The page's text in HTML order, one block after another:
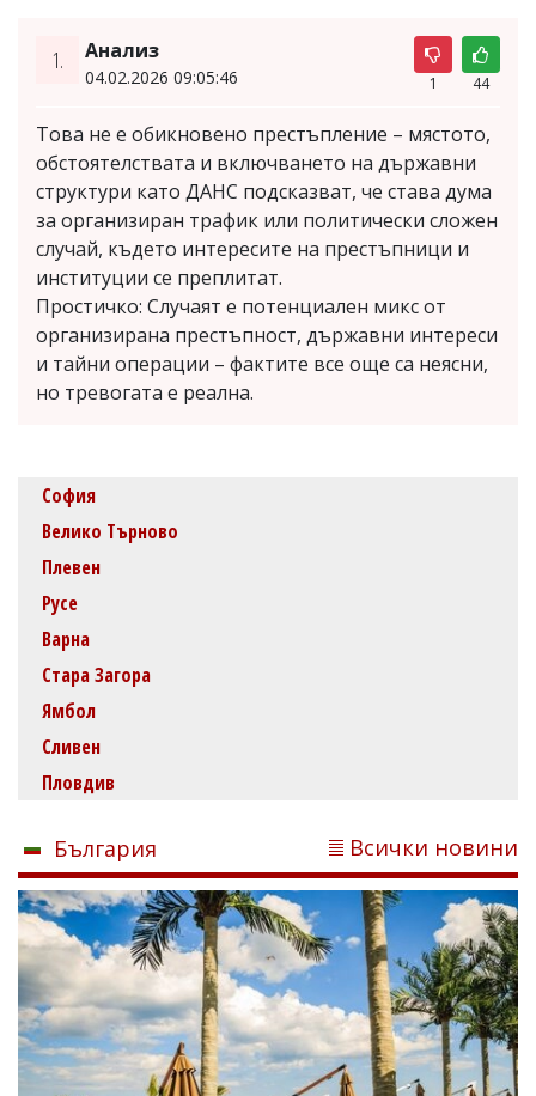
1. Анализ
04.02.2026 09:05:46 1 44
Това не е обикновено престъпление – мястото,
обстоятелствата и включването на държавни
структури като ДАНС подсказват, че става дума
за организиран трафик или политически сложен
случай, където интересите на престъпници и
институции се преплитат.
Простичко: Случаят е потенциален микс от
организирана престъпност, държавни интереси
и тайни операции – фактите все още са неясни,
но тревогата е реална.
София
Велико Търново
Плевен
Русе
Варна
Стара Загора
Ямбол
Сливен
Пловдив
България Всички новини